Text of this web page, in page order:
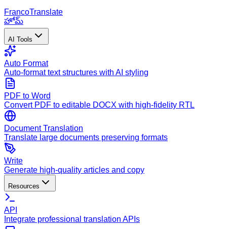
FrancoTranslate
హోమ్
AI Tools
Auto Format
Auto-format text structures with AI styling
PDF to Word
Convert PDF to editable DOCX with high-fidelity RTL
Document Translation
Translate large documents preserving formats
Write
Generate high-quality articles and copy
Resources
API
Integrate professional translation APIs